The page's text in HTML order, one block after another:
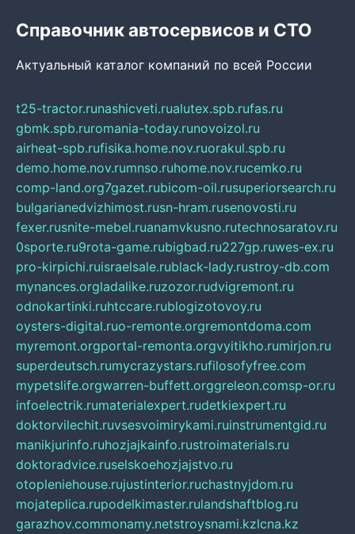
Справочник автосервисов и СТО
Актуальный каталог компаний по всей России
t25-tractor.runashicveti.rualutex.spb.rufas.ru
gbmk.spb.ruromania-today.runovoizol.ru
airheat-spb.rufisika.home.nov.ruorakul.spb.ru
demo.home.nov.rumnso.ruhome.nov.rucemko.ru
comp-land.org7gazet.rubicom-oil.rusuperiorsearch.ru
bulgarianedvizhimost.rusn-hram.rusenovosti.ru
fexer.rusnite-mebel.ruanamvkusno.rutechnosaratov.ru
0sporte.ru9rota-game.rubigbad.ru227gp.ruwes-ex.ru
pro-kirpichi.ruisraelsale.rublack-lady.rustroy-db.com
mynances.orgladalike.ruzozor.rudvigremont.ru
odnokartinki.ruhtccare.rublogizotovoy.ru
oysters-digital.ruo-remonte.orgremontdoma.com
myremont.orgportal-remonta.orgvyitikho.rumirjon.ru
superdeutsch.rumycrazystars.rufilosofyfree.com
mypetslife.orgwarren-buffett.orggreleon.comsp-or.ru
infoelectrik.rumaterialexpert.rudetkiexpert.ru
doktorvilechit.ruvsesvoimirykami.ruinstrumentgid.ru
manikjurinfo.ruhozjajkainfo.rustroimaterials.ru
doktoradvice.ruselskoehozjajstvo.ru
otopleniehouse.rujustinterior.ruchastnyjdom.ru
mojateplica.rupodelkimaster.rulandshaftblog.ru
garazhov.commonamy.netstroysnami.kzlcna.kz